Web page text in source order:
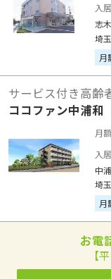
入
志
埼
月
サービス付き高齢
ココファン中浦和
月
入
中
埼
月
お電
【